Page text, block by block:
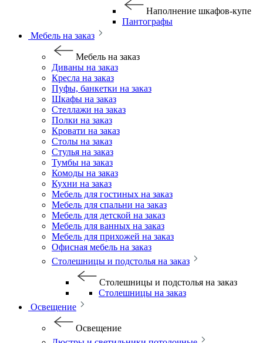
Наполнение шкафов-купе
Пантографы
Мебель на заказ
Мебель на заказ
Диваны на заказ
Кресла на заказ
Пуфы, банкетки на заказ
Шкафы на заказ
Стеллажи на заказ
Полки на заказ
Кровати на заказ
Столы на заказ
Стулья на заказ
Тумбы на заказ
Комоды на заказ
Кухни на заказ
Мебель для гостиных на заказ
Мебель для спальни на заказ
Мебель для детской на заказ
Мебель для ванных на заказ
Мебель для прихожей на заказ
Офисная мебель на заказ
Столешницы и подстолья на заказ
Столешницы и подстолья на заказ
Столешницы на заказ
Освещение
Освещение